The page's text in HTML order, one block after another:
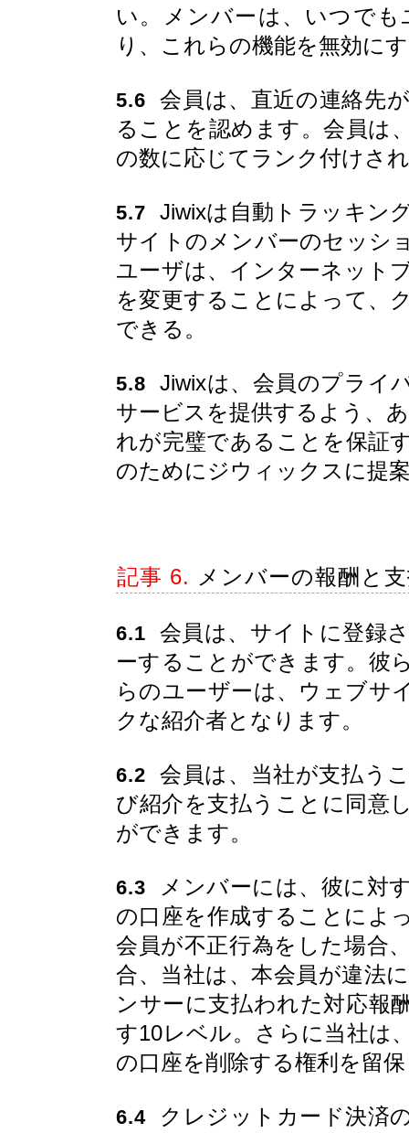
い。メンバーは、いつで
り、これらの機能を無効に
5.6 会員は、直近の連絡先
ることを認めます。会員は
の数に応じてランク付けさ
5.7 Jiwixは自動トラッキン
サイトのメンバーのセッシ
ユーザは、インターネット
を変更することによって、
できる。
5.8 Jiwixは、会員のプライ
サービスを提供するよう、
れが完璧であることを保証
のためにジウィックスに提
記事 6. メンバーの報酬と
6.1 会員は、サイトに登録
ーすることができます。彼
らのユーザーは、ウェブサ
クな紹介者となります。
6.2 会員は、当社が支払う
び紹介を支払うことに同意
ができます。
6.3 メンバーには、彼に対
の口座を作成することによ
会員が不正行為をした場合
合、当社は、本会員が違法
ンサーに支払われた対応報
す10レベル。さらに当社は
の口座を削除する権利を留
6.4 クレジットカード決済